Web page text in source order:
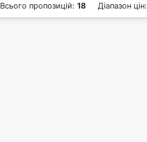
Всього пропозицій: 18 Діапазон цін: